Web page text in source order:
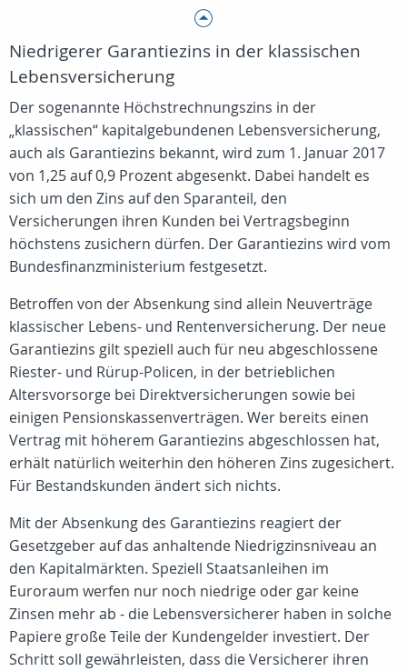
Niedrigerer Garantiezins in der klassischen
Lebensversicherung
Der sogenannte Höchstrechnungszins in der
„klassischen“ kapitalgebundenen Lebensversicherung,
auch als Garantiezins bekannt, wird zum 1. Januar 2017
von 1,25 auf 0,9 Prozent abgesenkt. Dabei handelt es
sich um den Zins auf den Sparanteil, den
Versicherungen ihren Kunden bei Vertragsbeginn
höchstens zusichern dürfen. Der Garantiezins wird vom
Bundesfinanzministerium festgesetzt.
Betroffen von der Absenkung sind allein Neuverträge
klassischer Lebens- und Rentenversicherung. Der neue
Garantiezins gilt speziell auch für neu abgeschlossene
Riester- und Rürup-Policen, in der betrieblichen
Altersvorsorge bei Direktversicherungen sowie bei
einigen Pensionskassenverträgen. Wer bereits einen
Vertrag mit höherem Garantiezins abgeschlossen hat,
erhält natürlich weiterhin den höheren Zins zugesichert.
Für Bestandskunden ändert sich nichts.
Mit der Absenkung des Garantiezins reagiert der
Gesetzgeber auf das anhaltende Niedrigzinsniveau an
den Kapitalmärkten. Speziell Staatsanleihen im
Euroraum werfen nur noch niedrige oder gar keine
Zinsen mehr ab - die Lebensversicherer haben in solche
Papiere große Teile der Kundengelder investiert. Der
Schritt soll gewährleisten, dass die Versicherer ihren